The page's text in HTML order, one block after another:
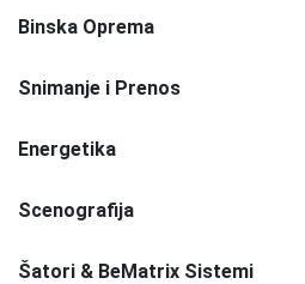
Binska Oprema
Snimanje i Prenos
Energetika
Scenografija
Šatori & BeMatrix Sistemi